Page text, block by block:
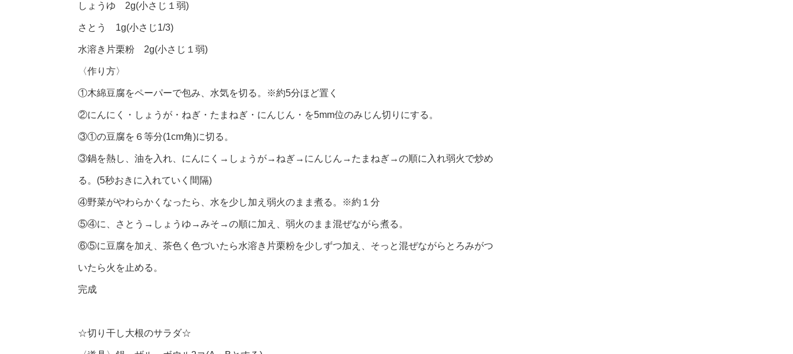
しょうゆ 2g(小さじ１弱)
さとう 1g(小さじ1/3)
水溶き片栗粉 2g(小さじ１弱)
〈作り方〉
①木綿豆腐をペーパーで包み、水気を切る。※約5分ほど置く
②にんにく・しょうが・ねぎ・たまねぎ・にんじん・を5mm位のみじん切りにする。
③①の豆腐を６等分(1cm角)に切る。
③鍋を熱し、油を入れ、にんにく→しょうが→ねぎ→にんじん→たまねぎ→の順に入れ弱火で炒め
る。(5秒おきに入れていく間隔)
④野菜がやわらかくなったら、水を少し加え弱火のまま煮る。※約１分
⑤④に、さとう→しょうゆ→みそ→の順に加え、弱火のまま混ぜながら煮る。
⑥⑤に豆腐を加え、茶色く色づいたら水溶き片栗粉を少しずつ加え、そっと混ぜながらとろみがつ
いたら火を止める。
完成
☆切り干し大根のサラダ☆